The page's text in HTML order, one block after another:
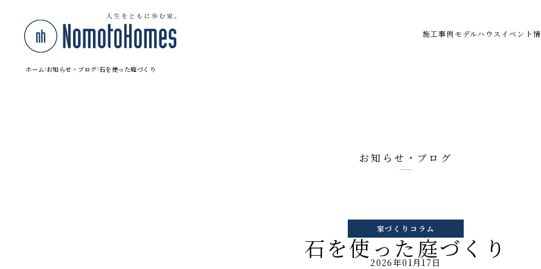
施工事例モデルハウス イベント
ホーム お知らせ・ブログ 石を使った庭づくり
お知らせ・ブログ
家づくりコラム
石を使った庭づくり
2026年01月17日